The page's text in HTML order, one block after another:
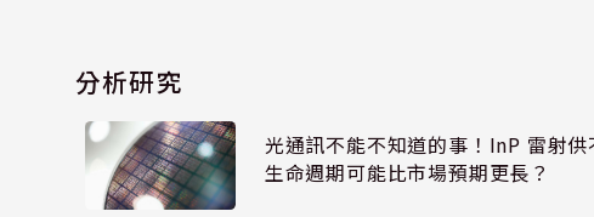
分析研究
光通訊不能不知道的事！InP 雷射
生命週期可能比市場預期更長？